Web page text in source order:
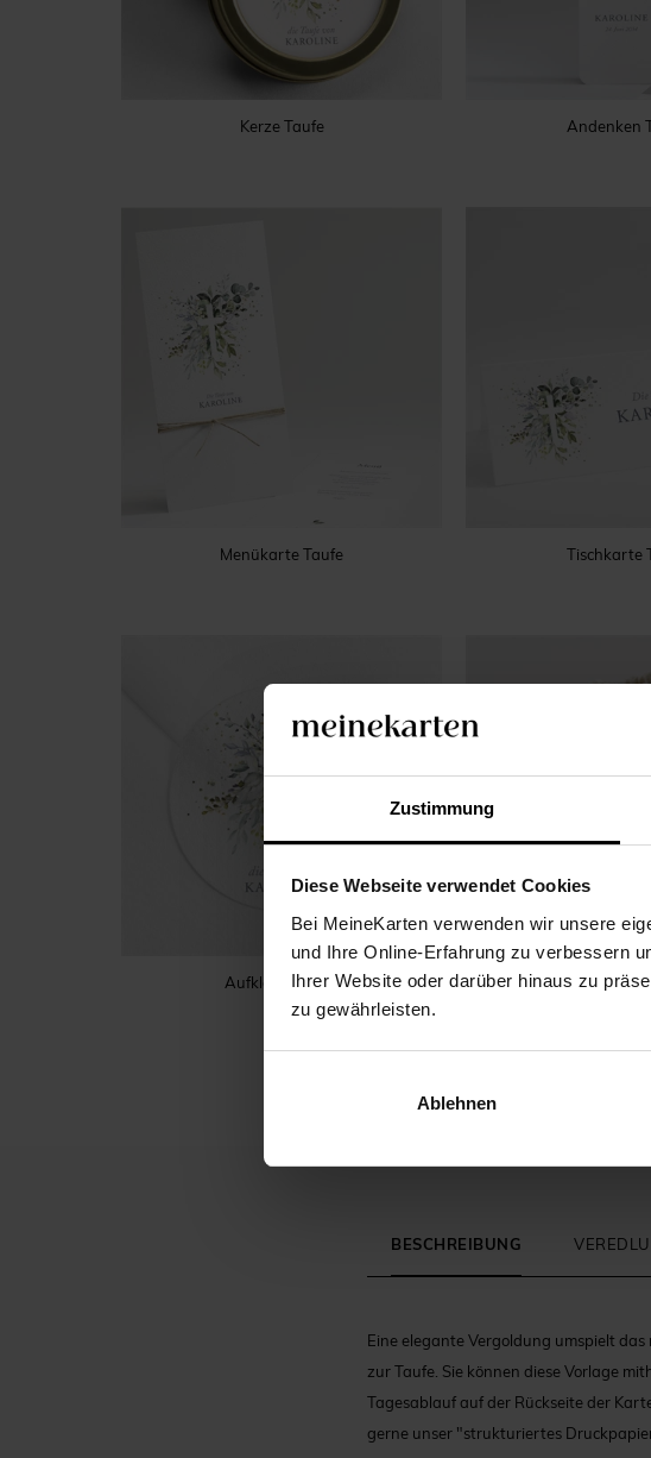
Zustimmung
Diese Webseite verwendet Cookies
Bei MeineKarten verwenden wir unsere
und Ihre Online-Erfahrung zu verbessern
Ihrer Website oder darüber hinaus zu
zu gewährleisten.
Ablehnen
Kerze Taufe Andenken
Menükarte Taufe Tischkarte
Aufkleber Taufe
BESCHREIBUNG
Eine elegante Vergoldung umspielt
zur Taufe. Sie können diese Vorlage
Tagesablauf auf der Rückseite der
gerne unser "strukturiertes